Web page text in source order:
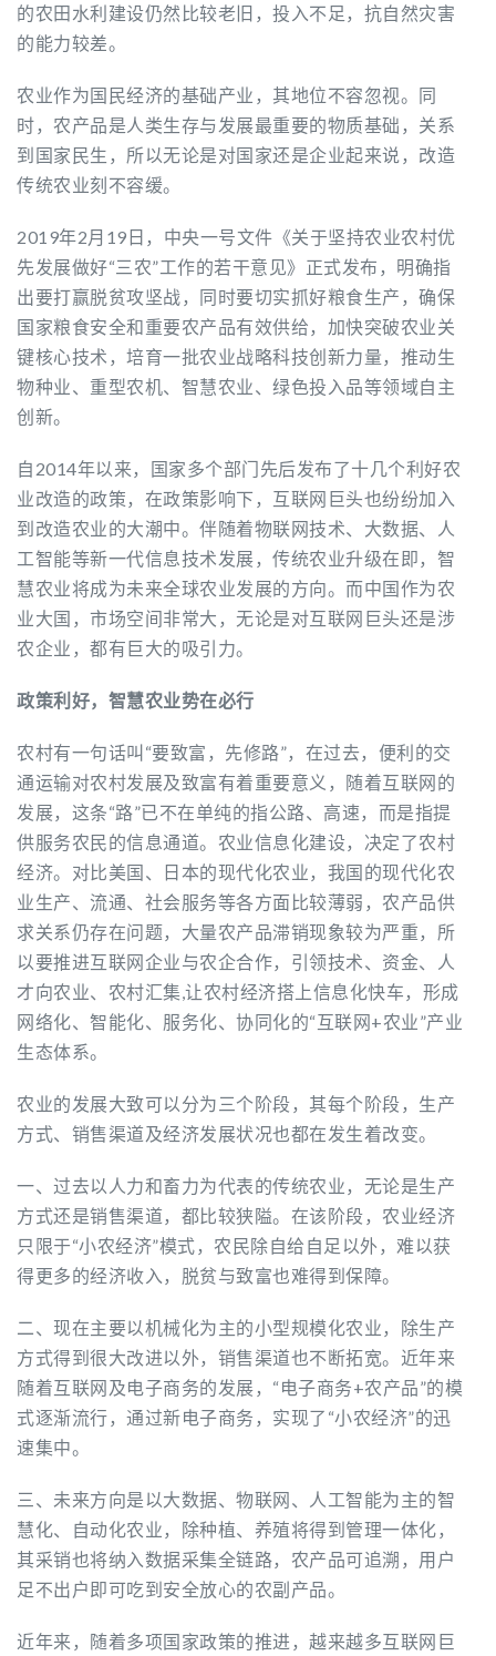
的农田水利建设仍然比较老旧，投入不足，抗自然灾害
的能力较差。
农业作为国民经济的基础产业，其地位不容忽视。同
时，农产品是人类生存与发展最重要的物质基础，关系
到国家民生，所以无论是对国家还是企业起来说，改造
传统农业刻不容缓。
2019年2月19日，中央一号文件《关于坚持农业农村优
先发展做好“三农”工作的若干意见》正式发布，明确指
出要打赢脱贫攻坚战，同时要切实抓好粮食生产，确保
国家粮食安全和重要农产品有效供给，加快突破农业关
键核心技术，培育一批农业战略科技创新力量，推动生
物种业、重型农机、智慧农业、绿色投入品等领域自主
创新。
自2014年以来，国家多个部门先后发布了十几个利好农
业改造的政策，在政策影响下，互联网巨头也纷纷加入
到改造农业的大潮中。伴随着物联网技术、大数据、人
工智能等新一代信息技术发展，传统农业升级在即，智
慧农业将成为未来全球农业发展的方向。而中国作为农
业大国，市场空间非常大，无论是对互联网巨头还是涉
农企业，都有巨大的吸引力。
政策利好，智慧农业势在必行
农村有一句话叫“要致富，先修路”，在过去，便利的交
通运输对农村发展及致富有着重要意义，随着互联网的
发展，这条“路”已不在单纯的指公路、高速，而是指提
供服务农民的信息通道。农业信息化建设，决定了农村
经济。对比美国、日本的现代化农业，我国的现代化农
业生产、流通、社会服务等各方面比较薄弱，农产品供
求关系仍存在问题，大量农产品滞销现象较为严重，所
以要推进互联网企业与农企合作，引领技术、资金、人
才向农业、农村汇集,让农村经济搭上信息化快车，形成
网络化、智能化、服务化、协同化的“互联网+农业”产业
生态体系。
农业的发展大致可以分为三个阶段，其每个阶段，生产
方式、销售渠道及经济发展状况也都在发生着改变。
一、过去以人力和畜力为代表的传统农业，无论是生产
方式还是销售渠道，都比较狭隘。在该阶段，农业经济
只限于“小农经济”模式，农民除自给自足以外，难以获
得更多的经济收入，脱贫与致富也难得到保障。
二、现在主要以机械化为主的小型规模化农业，除生产
方式得到很大改进以外，销售渠道也不断拓宽。近年来
随着互联网及电子商务的发展，“电子商务+农产品”的模
式逐渐流行，通过新电子商务，实现了“小农经济”的迅
速集中。
三、未来方向是以大数据、物联网、人工智能为主的智
慧化、自动化农业，除种植、养殖将得到管理一体化，
其采销也将纳入数据采集全链路，农产品可追溯，用户
足不出户即可吃到安全放心的农副产品。
近年来，随着多项国家政策的推进，越来越多互联网巨